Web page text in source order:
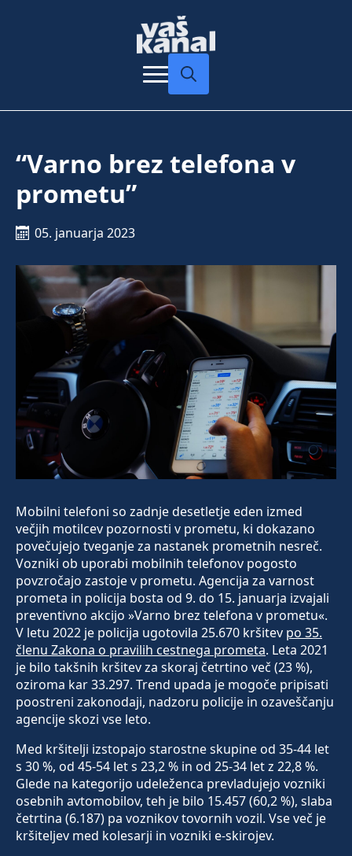
“Varno brez telefona v
prometu”
05. januarja 2023
Mobilni telefoni so zadnje desetletje eden izmed
večjih motilcev pozornosti v prometu, ki dokazano
povečujejo tveganje za nastanek prometnih nesreč.
Vozniki ob uporabi mobilnih telefonov pogosto
povzročajo zastoje v prometu. Agencija za varnost
prometa in policija bosta od 9. do 15. januarja izvajali
preventivno akcijo »Varno brez telefona v prometu«.
V letu 2022 je policija ugotovila 25.670 kršitev po 35.
členu Zakona o pravilih cestnega prometa. Leta 2021
je bilo takšnih kršitev za skoraj četrtino več (23 %),
oziroma kar 33.297. Trend upada je mogoče pripisati
poostreni zakonodaji, nadzoru policije in ozaveščanju
agencije skozi vse leto.
Med kršitelji izstopajo starostne skupine od 35-44 let
s 30 %, od 45-54 let s 23,2 % in od 25-34 let z 22,8 %.
Glede na kategorijo udeleženca prevladujejo vozniki
osebnih avtomobilov, teh je bilo 15.457 (60,2 %), slaba
četrtina (6.187) pa voznikov tovornih vozil. Vse več je
kršiteljev med kolesarji in vozniki e-skirojev.